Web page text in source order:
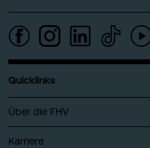
Quicklinks
Über die FHV
Karriere